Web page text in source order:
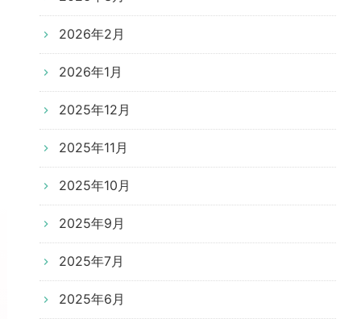
2026年2月
2026年1月
2025年12月
2025年11月
2025年10月
2025年9月
2025年7月
2025年6月